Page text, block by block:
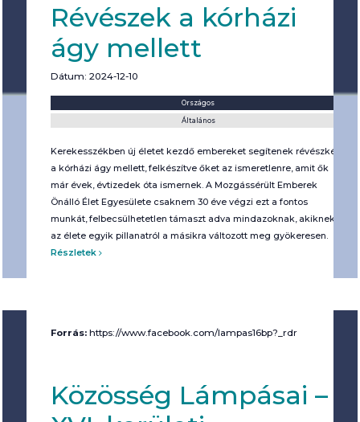
Révészek a kórházi
ágy mellett
Dátum: 2024-12-10
Országos
Általános
Kerekesszékben új életet kezdő embereket segítenek révészként
a kórházi ágy mellett, felkészítve őket az ismeretlenre, amit ők
már évek, évtizedek óta ismernek. A Mozgássérült Emberek
Önálló Élet Egyesülete csaknem 30 éve végzi ezt a fontos
munkát, felbecsülhetetlen támaszt adva mindazoknak, akiknek
az élete egyik pillanatról a másikra változott meg gyökeresen.
Részletek
Forrás: https://www.facebook.com/lampas16bp?_rdr
Közösség Lámpásai –